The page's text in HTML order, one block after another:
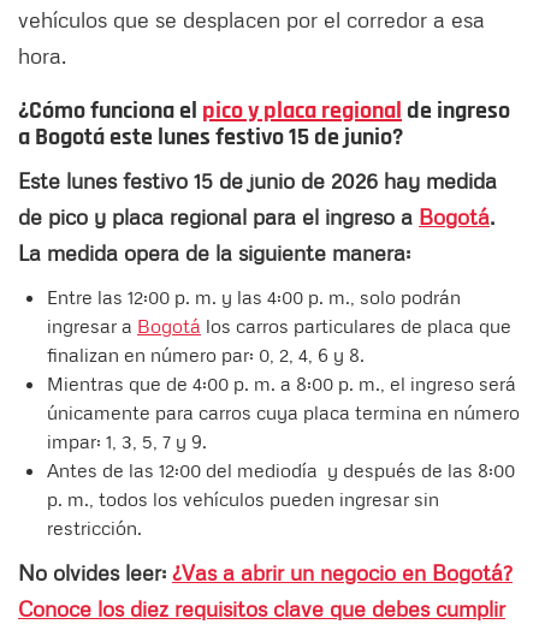
vehículos que se desplacen por el corredor a esa
hora.
¿Cómo funciona el pico y placa regional de ingreso
a Bogotá este lunes festivo 15 de junio?
Este lunes festivo 15 de junio de 2026 hay medida
de pico y placa regional para el ingreso a Bogotá.
La medida opera de la siguiente manera:
Entre las 12:00 p. m. y las 4:00 p. m., solo podrán
ingresar a Bogotá los carros particulares de placa que
finalizan en número par: 0, 2, 4, 6 y 8.
Mientras que de 4:00 p. m. a 8:00 p. m., el ingreso será
únicamente para carros cuya placa termina en número
impar: 1, 3, 5, 7 y 9.
Antes de las 12:00 del mediodía y después de las 8:00
p. m., todos los vehículos pueden ingresar sin
restricción.
No olvides leer: ¿Vas a abrir un negocio en Bogotá?
Conoce los diez requisitos clave que debes cumplir